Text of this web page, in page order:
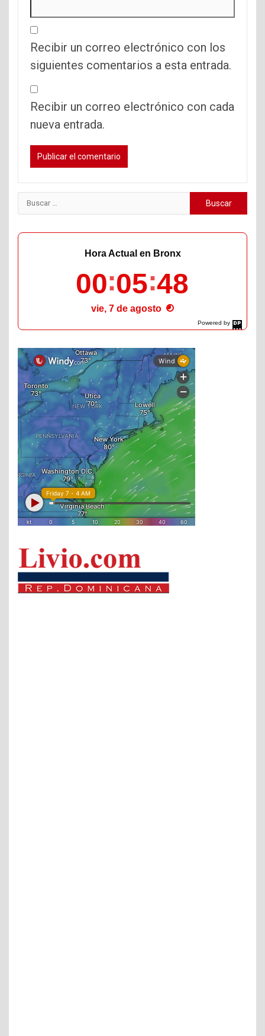
Recibir un correo electrónico con los
siguientes comentarios a esta entrada.
Recibir un correo electrónico con cada
nueva entrada.
Buscar:
Powered by
DaysPedia.com
Hora Actual en Bronx
00 05 49
vie, 7 de agosto